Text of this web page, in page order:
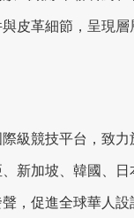
皮革細節，呈現
級競技平台，致
新加坡、韓國、
，促進全球華人設